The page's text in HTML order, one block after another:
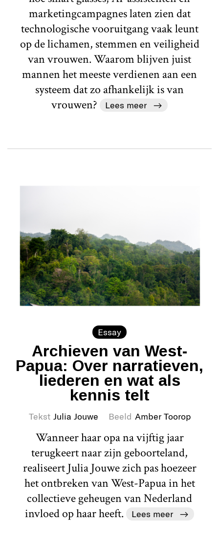
marketingcampagnes laten zien dat
technologische vooruitgang vaak leunt
op de lichamen, stemmen en veiligheid
van vrouwen. Waarom blijven juist
mannen het meeste verdienen aan een
systeem dat zo afhankelijk is van
vrouwen?
Lees meer
Essay
Archieven van West-
Papua: Over narratieven,
liederen en wat als
kennis telt
Tekst Julia Jouwe Beeld Amber Toorop
Wanneer haar opa na vijftig jaar
terugkeert naar zijn geboorteland,
realiseert Julia Jouwe zich pas hoezeer
het ontbreken van West-Papua in het
collectieve geheugen van Nederland
invloed op haar heeft.
Lees meer